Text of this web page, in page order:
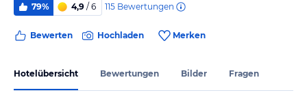
79% 4,9 / 6 115 Bewertungen
Bewerten Hochladen Merken
Hotelübersicht Bewertungen Bilder Fragen